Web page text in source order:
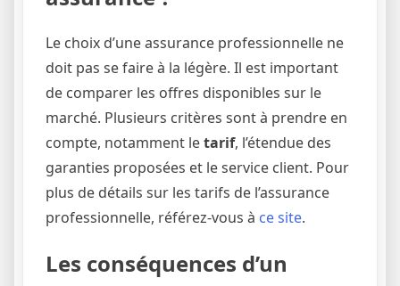
Le choix d’une assurance professionnelle ne
doit pas se faire à la légère. Il est important
de comparer les offres disponibles sur le
marché. Plusieurs critères sont à prendre en
compte, notamment letarif, l’étendue des
garanties proposées et le service client. Pour
plus de détails sur les tarifs de l’assurance
professionnelle, référez-vous à ce site.
Les conséquences d’un